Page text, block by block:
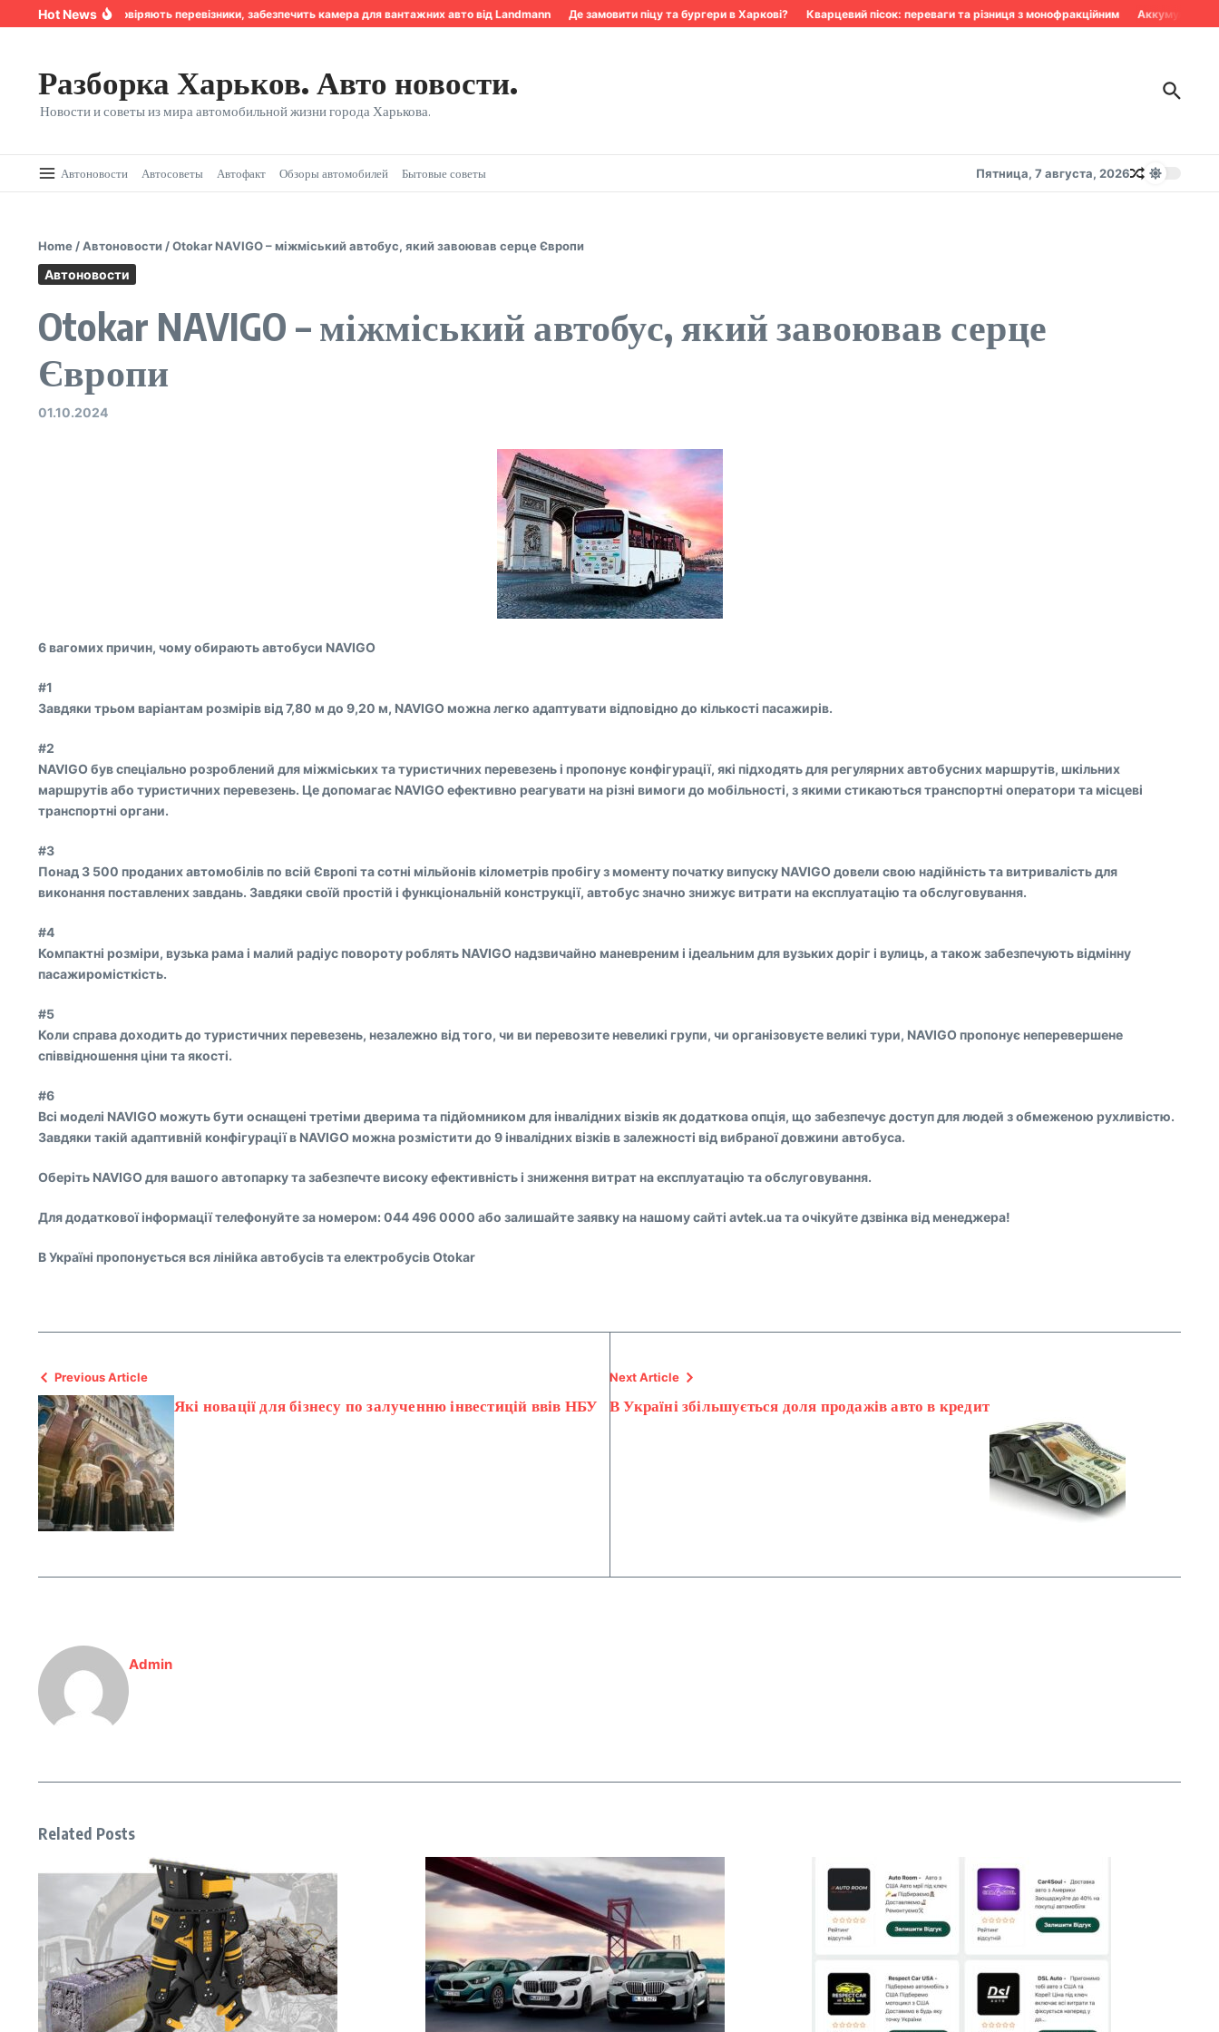
Перейти к содержанию
Hot News
Надійність, якій довіряють перевізники, забезпечить камера для вантажних авто від Landmann Де замовити піцу та бургери в Харкові? Кварцевий пісок: переваги та різниця з монофракційним Аккумулятор
Разборка Харьков. Авто новости.
Новости и советы из мира автомобильной жизни города Харькова.
Автоновости Автосоветы Автофакт Обзоры автомобилей Бытовые советы Пятница, 7 августа, 2026
Home /Автоновости /Otokar NAVIGO – міжміський автобус, який завоював серце Європи
Автоновости
Otokar NAVIGO – міжміський автобус, який завоював серце
Європи
01.10.2024
6 вагомих причин, чому обирають автобуси NAVIGO
#1
Завдяки трьом варіантам розмірів від 7,80 м до 9,20 м, NAVIGO можна легко адаптувати відповідно до кількості пасажирів.
#2
NAVIGO був спеціально розроблений для міжміських та туристичних перевезень і пропонує конфігурації, які підходять для регулярних автобусних маршрутів, шкільних
маршрутів або туристичних перевезень. Це допомагає NAVIGO ефективно реагувати на різні вимоги до мобільності, з якими стикаються транспортні оператори та місцеві
транспортні органи.
#3
Понад 3 500 проданих автомобілів по всій Європі та сотні мільйонів кілометрів пробігу з моменту початку випуску NAVIGO довели свою надійність та витривалість для
виконання поставлених завдань. Завдяки своїй простій і функціональній конструкції, автобус значно знижує витрати на експлуатацію та обслуговування.
#4
Компактні розміри, вузька рама і малий радіус повороту роблять NAVIGO надзвичайно маневреним і ідеальним для вузьких доріг і вулиць, а також забезпечують відмінну
пасажиромісткість.
#5
Коли справа доходить до туристичних перевезень, незалежно від того, чи ви перевозите невеликі групи, чи організовуєте великі тури, NAVIGO пропонує неперевершене
співвідношення ціни та якості.
#6
Всі моделі NAVIGO можуть бути оснащені третіми дверима та підйомником для інвалідних візків як додаткова опція, що забезпечує доступ для людей з обмеженою рухливістю.
Завдяки такій адаптивній конфігурації в NAVIGO можна розмістити до 9 інвалідних візків в залежності від вибраної довжини автобуса.
Оберіть NAVIGO для вашого автопарку та забезпечте високу ефективність і зниження витрат на експлуатацію та обслуговування.
Для додаткової інформації телефонуйте за номером: 044 496 0000 або залишайте заявку на нашому сайті avtek.ua та очікуйте дзвінка від менеджера!
В Україні пропонується вся лінійка автобусів та електробусів Otokar
Previous Article
Які новації для бізнесу по залученню інвестицій ввів НБУ
Next Article
В Україні збільшується доля продажів авто в кредит
Admin
Related Posts